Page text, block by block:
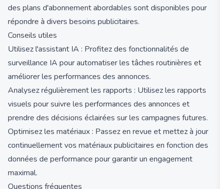
des plans d'abonnement abordables sont disponibles pour
répondre à divers besoins publicitaires.
Conseils utiles
Utilisez l'assistant IA : Profitez des fonctionnalités de
surveillance IA pour automatiser les tâches routinières et
améliorer les performances des annonces.
Analysez régulièrement les rapports : Utilisez les rapports
visuels pour suivre les performances des annonces et
prendre des décisions éclairées sur les campagnes futures.
Optimisez les matériaux : Passez en revue et mettez à jour
continuellement vos matériaux publicitaires en fonction des
données de performance pour garantir un engagement
maximal.
Questions fréquentes